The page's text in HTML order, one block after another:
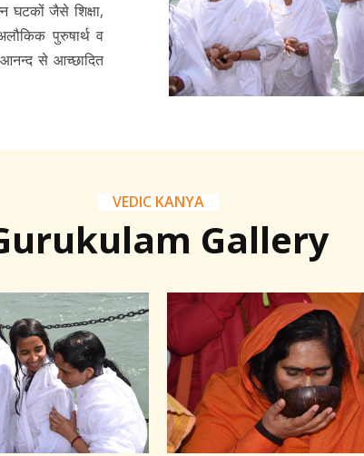
घटकों जैसे शिक्षा,
पुरुषार्थ व
आनन्द से आच्छादित
VEDIC KANYA
Gallery